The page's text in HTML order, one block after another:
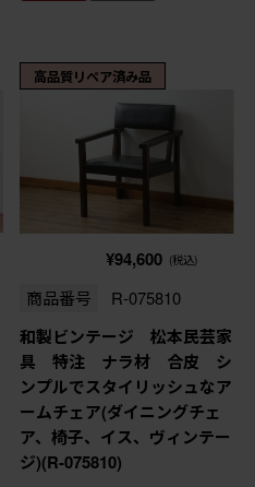
高品質リペア済み品
¥94,600 (税込)
商品番号 R-075810
和製ビンテージ 松本民芸家
具 特注 ナラ材 合皮 シ
ンプルでスタイリッシュなア
ームチェア(ダイニングチェ
ア、椅子、イス、ヴィンテー
ジ)(R-075810)